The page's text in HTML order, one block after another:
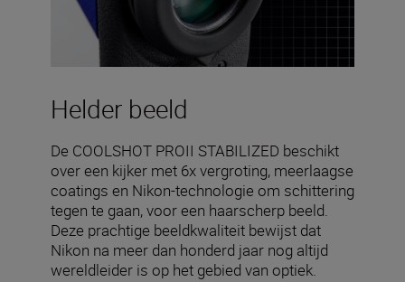
Helder beeld
De COOLSHOT PROII STABILIZED beschikt
over een kijker met 6x vergroting, meerlaagse
coatings en Nikon-technologie om schittering
tegen te gaan, voor een haarscherp beeld.
Deze prachtige beeldkwaliteit bewijst dat
Nikon na meer dan honderd jaar nog altijd
wereldleider is op het gebied van optiek.